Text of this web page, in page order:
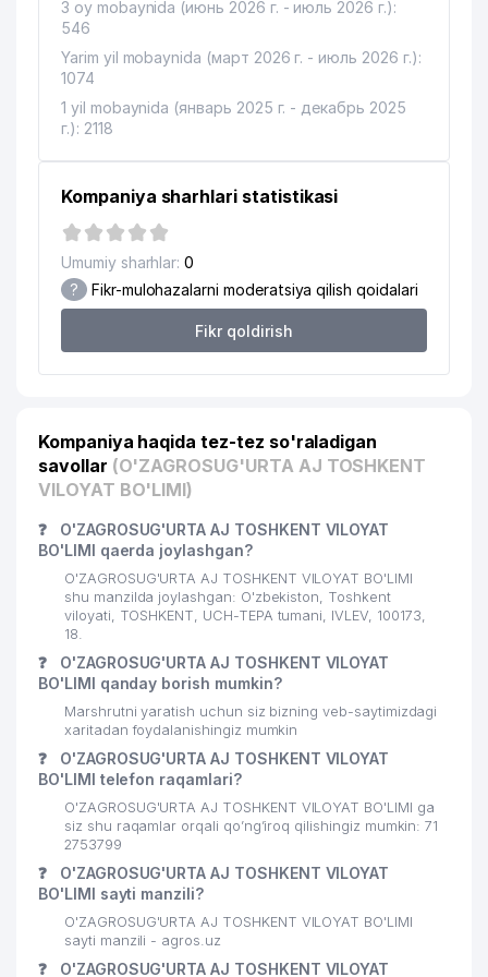
16
TEPA TUMANI)
239 м
17
TEZ TIBBIY YORDAM SHAXOBCHASI
260 м
18 AIR BIZ AVIATION BUSINESS MChJ
ARBALET-HIMOYA ADVOKATLIK
FIRMASI
20 ELEVEN XUSUSIY KORXONASI
21 GOMEOPATIYA MChJ
GRAND-TECHNO-TEKS XUSUSIY
SIROJIDDINOV NOMLI O'ZBEKISTON
24 BOLALAR BOG'CHASI №289 344 м
BOLALAR BOG'CHASI №429
(ISTIQLOL)
27
BOLALAR BOG'CHASI №252
352 м
28 NAVKAR-SERVIS MChJ
29
KUHNA CHUPON OTA MAHALLA
QO'MITASI
30 YANGI MAKON MChJ
31 NAVKAR PERLIT MChJ 393 м
32 NEUROFAX-B MChJ 400 м
33
UMUMIY O'RTA TA'LIM MAKTABI №
62
402 м
34 BOG'ISTON MAHALLA QO'MITASI 404 м
3 oy mobaynida (июнь 2026 г. - июль 2026 г.):
546
Yarim yil mobaynida (март 2026 г. - июль 2026 г.):
1074
1 yil mobaynida (январь 2025 г. - декабрь 2025
г.): 2118
Kompaniya sharhlari statistikasi
Umumiy sharhlar: 0
? Fikr-mulohazalarni moderatsiya qilish qoidalari
Fikr qoldirish
Kompaniya haqida tez-tez so'raladigan
savollar (O'ZAGROSUG'URTA AJ TOSHKENT
VILOYAT BO'LIMI)
❓
O'ZAGROSUG'URTA AJ TOSHKENT VILOYAT
BO'LIMI qaerda joylashgan?
O'ZAGROSUG'URTA AJ TOSHKENT VILOYAT BO'LIMI
shu manzilda joylashgan: O'zbekiston, Toshkent
viloyati, TOSHKENT, UCH-TEPA tumani, IVLEV, 100173,
18.
❓
O'ZAGROSUG'URTA AJ TOSHKENT VILOYAT
BO'LIMI qanday borish mumkin?
Marshrutni yaratish uchun siz bizning veb-saytimizdagi
xaritadan foydalanishingiz mumkin
❓
O'ZAGROSUG'URTA AJ TOSHKENT VILOYAT
BO'LIMI telefon raqamlari?
O'ZAGROSUG'URTA AJ TOSHKENT VILOYAT BO'LIMI ga
siz shu raqamlar orqali qo’ng’iroq qilishingiz mumkin: 71
2753799
❓
O'ZAGROSUG'URTA AJ TOSHKENT VILOYAT
BO'LIMI sayti manzili?
O'ZAGROSUG'URTA AJ TOSHKENT VILOYAT BO'LIMI
sayti manzili - agros.uz
❓
O'ZAGROSUG'URTA AJ TOSHKENT VILOYAT